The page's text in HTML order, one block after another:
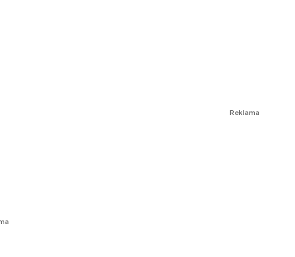
Reklama